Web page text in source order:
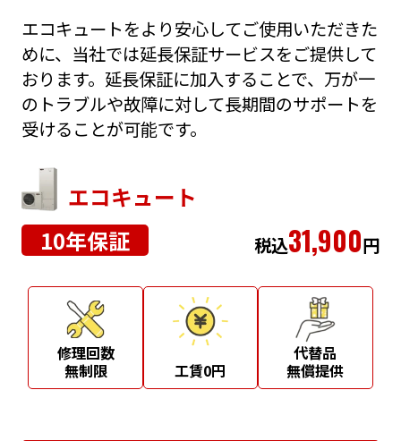
エコキュートをより安心してご使用いただきた
めに、当社では延長保証サービスをご提供して
おります。延長保証に加入することで、万が一
のトラブルや故障に対して長期間のサポートを
受けることが可能です。
エコキュート
10年保証
税込31,900円
修理回数
無制限
工賃0円
代替品
無償提供